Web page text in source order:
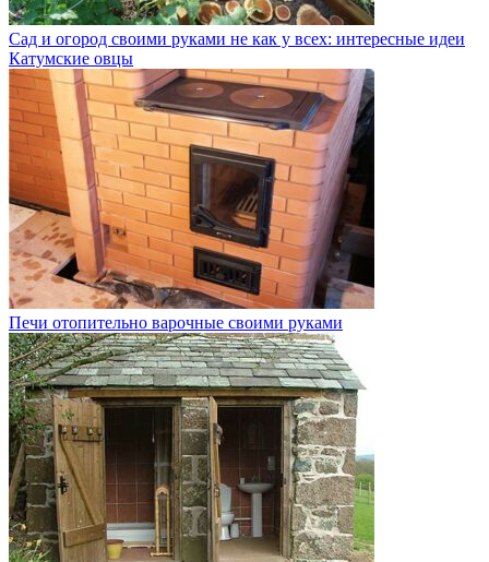
Сад и огород своими руками не как у всех: интересные идеи
Катумские овцы
Печи отопительно варочные своими руками